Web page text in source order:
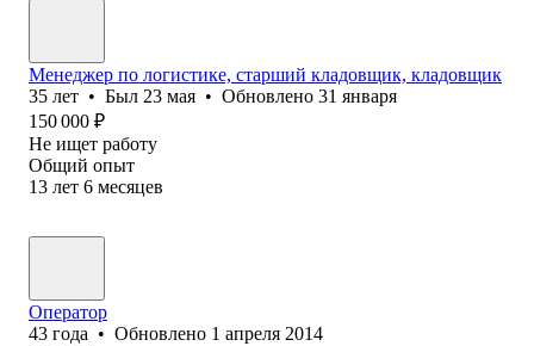
Менеджер по логистике, старший кладовщик, кладовщик
35 лет • Был 23 мая • Обновлено 31 января
150 000 ₽
Не ищет работу
Общий опыт
13 лет 6 месяцев
Оператор
43 года • Обновлено 1 апреля 2014